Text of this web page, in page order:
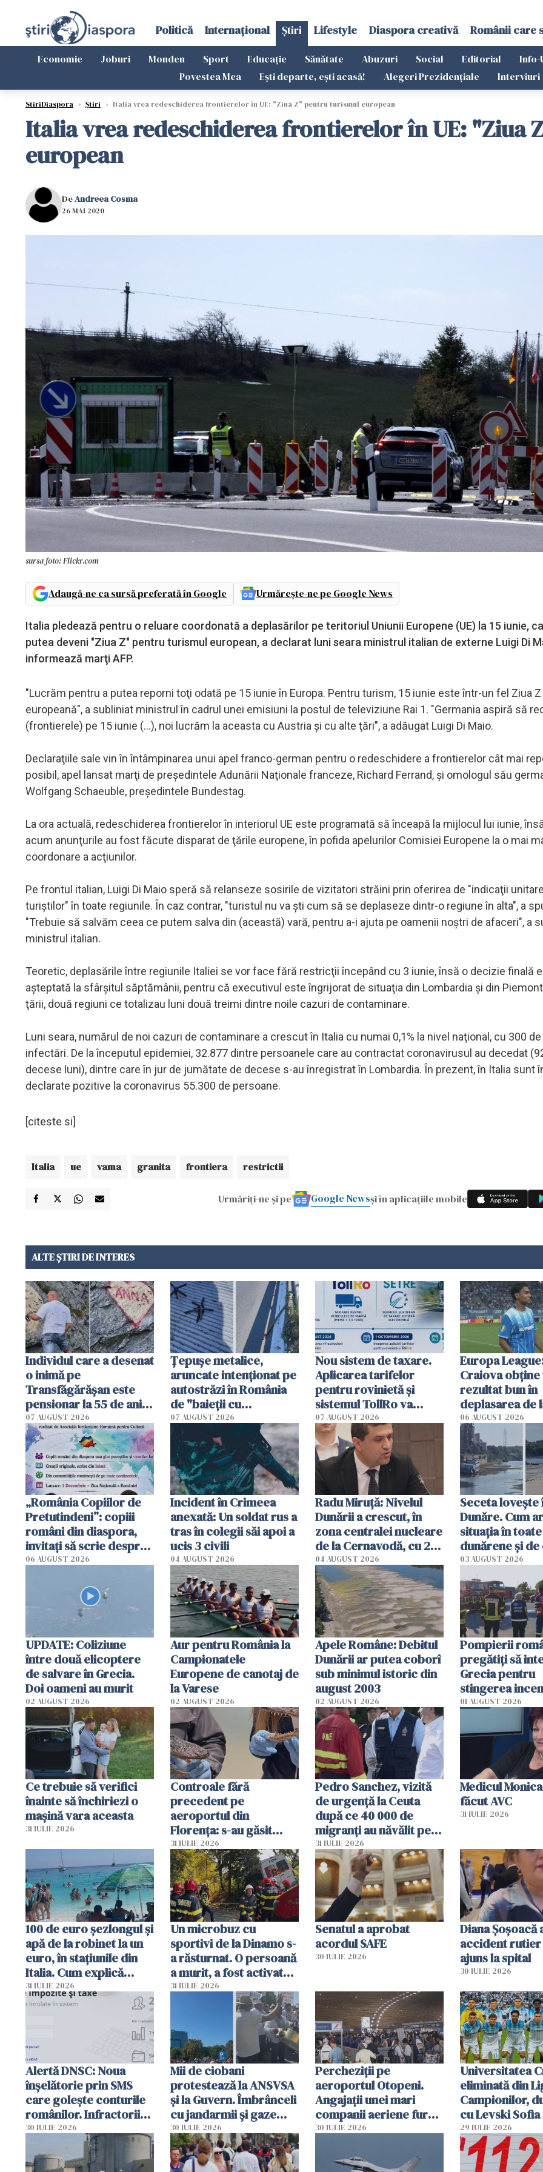
Politică Internațional Știri Lifestyle Diaspora creativă Românii care
Economie Joburi Monden Sport Educație Sănătate Abuzuri Social Editorial Info-
Povestea Mea
Ești departe, ești acasă! Alegeri Prezidențiale Interviuri
StiriDiaspora › Știri › Italia vrea redeschiderea frontierelor în UE: "Ziua Z" pentru turismul european
Italia vrea redeschiderea frontierelor în UE: "Ziua
european
DeAndreea Cosma
26 MAI 2020
sursa foto: Flickr.com
Adaugă-ne ca sursă preferată în Google Urmărește-ne pe Google News
Italia pledează pentru o reluare coordonată a deplasărilor pe teritoriul Uniunii Europene (UE) la 15 iunie,
putea deveni "Ziua Z" pentru turismul european, a declarat luni seara ministrul italian de externe Luigi Di
informează marţi AFP.
"Lucrăm pentru a putea reporni toţi odată pe 15 iunie în Europa. Pentru turism, 15 iunie este într-un fel Ziua Z
europeană", a subliniat ministrul în cadrul unei emisiuni la postul de televiziune Rai 1. "Germania aspiră să
(frontierele) pe 15 iunie (...), noi lucrăm la aceasta cu Austria şi cu alte ţări", a adăugat Luigi Di Maio.
Declaraţiile sale vin în întâmpinarea unui apel franco-german pentru o redeschidere a frontierelor cât mai
posibil, apel lansat marţi de preşedintele Adunării Naţionale franceze, Richard Ferrand, şi omologul său
Wolfgang Schaeuble, preşedintele Bundestag.
La ora actuală, redeschiderea frontierelor în interiorul UE este programată să înceapă la mijlocul lui iunie,
acum anunţurile au fost făcute disparat de ţările europene, în pofida apelurilor Comisiei Europene la o mai
coordonare a acţiunilor.
Pe frontul italian, Luigi Di Maio speră să relanseze sosirile de vizitatori străini prin oferirea de "indicaţii unitare
turiştilor" în toate regiunile. În caz contrar, "turistul nu va şti cum să se deplaseze dintr-o regiune în alta", a
"Trebuie să salvăm ceea ce putem salva din (această) vară, pentru a-i ajuta pe oamenii noştri de afaceri", a
ministrul italian.
Teoretic, deplasările între regiunile Italiei se vor face fără restricţii începând cu 3 iunie, însă o decizie finală
aşteptată la sfârşitul săptămânii, pentru că executivul este îngrijorat de situaţia din Lombardia şi din
ţării, două regiuni ce totalizau luni două treimi dintre noile cazuri de contaminare.
Luni seara, numărul de noi cazuri de contaminare a crescut în Italia cu numai 0,1% la nivel naţional, cu 300 de
infectări. De la începutul epidemiei, 32.877 dintre persoanele care au contractat coronavirusul au decedat
decese luni), dintre care în jur de jumătate de decese s-au înregistrat în Lombardia. În prezent, în Italia sunt
declarate pozitive la coronavirus 55.300 de persoane.
[citeste si]
Italia ue vama granita frontiera restrictii
Urmăriți-ne și pe Google Newsși în aplicațiile mobile
ALTE ȘTIRI DE INTERES
Individul care a desenat
o inimă pe
Transfăgărășan este
pensionar la 55 de ani.
Poliția l-a identificat
07 AUGUST 2026
Țepușe metalice,
aruncate intenționat pe
autostrăzi în România
de "baieții cu
platforme": "Mi-au
cerut 1200 lei să mă
tracteze"
07 AUGUST 2026
Nou sistem de taxare.
Aplicarea tarifelor
pentru rovinietă şi
sistemul TollRo va
începe la 1 octombrie
07 AUGUST 2026
Europa
Craiova obține
rezultat bun în
deplasarea de
06 AUGUST 2026
„România Copiilor de
Pretutindeni”: copiii
români din diaspora,
invitați să scrie despre
România într-un volum
06 AUGUST 2026
Incident în Crimeea
anexată: Un soldat rus a
tras în colegii săi apoi a
ucis 3 civili
04 AUGUST 2026
Radu Miruţă: Nivelul
Dunării a crescut, în
zona centralei nucleare
de la Cernavodă, cu 2
cm faţă de ziua trecută
04 AUGUST 2026
Seceta
Dunăre. Cum
situația în
dunărene și de
România
efectele, deși a
în iulie
03 AUGUST 2026
UPDATE: Coliziune
între două elicoptere
de salvare în Grecia.
Doi oameni au murit
02 AUGUST 2026
Aur pentru România la
Campionatele
Europene de canotaj de
la Varese
02 AUGUST 2026
Apele Române: Debitul
Dunării ar putea coborî
sub minimul istoric din
august 2003
02 AUGUST 2026
Pompierii
pregătiţi să
Grecia pentru
stingerea
01 AUGUST 2026
Ce trebuie să verifici
înainte să închiriezi o
mașină vara aceasta
31 IULIE 2026
Controale fără
precedent pe
aeroportul din
Florența: s-au găsit
capete de aligator și o
sumă imensă de bani
31 IULIE 2026
Pedro Sanchez, vizită
de urgență la Ceuta
după ce 40 000 de
migranți au năvălit pe
teritoriul spaniol: „Vom
mobiliza toate
resursele"
31 IULIE 2026
Medicul
făcut AVC
31 IULIE 2026
100 de euro șezlongul și
apă de la robinet la un
euro, în stațiunile din
Italia. Cum explică
autoritățile
31 IULIE 2026
Un microbuz cu
sportivi de la Dinamo s-
a răsturnat. O persoană
a murit, a fost activat
planul roșu de
31 IULIE 2026
Senatul a aprobat
acordul SAFE
30 IULIE 2026
Diana Șoșoacă
accident rutier
ajuns la spital
30 IULIE 2026
Alertă DNSC: Noua
înșelătorie prin SMS
care golește conturile
românilor. Infractorii
folosesc numele
Ghișeul.ro și al Poliției
Române
30 IULIE 2026
Mii de ciobani
protestează la ANSVSA
și la Guvern. Îmbrânceli
cu jandarmii și gaze
lacrimogene
30 IULIE 2026
Percheziții pe
aeroportul Otopeni.
Angajații unei mari
companii aeriene furau
parfumuri, ceasuri și
vânzării
30 IULIE 2026
Universitatea
eliminată din
Campionilor,
cu Levski Sofia
29 IULIE 2026